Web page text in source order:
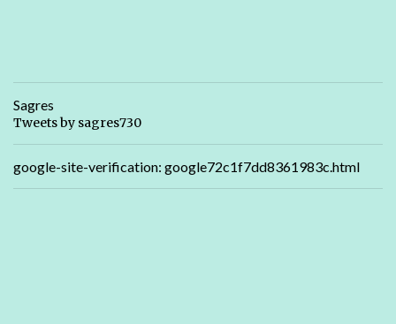
Sagres
Tweets by sagres730
google-site-verification: google72c1f7dd8361983c.html